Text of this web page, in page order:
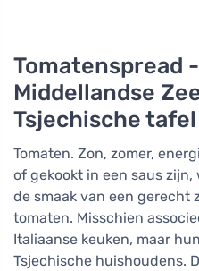
Tomatenspread
Middellandse
Tsjechische tafel
Tomaten. Zon, zomer,
of gekookt in een saus
de smaak van een gerecht
tomaten. Misschien
Italiaanse keuken, maar
Tsjechische huishoudens.